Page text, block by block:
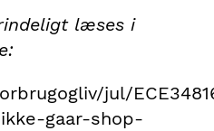
læses i
jul/
gaar-shop-